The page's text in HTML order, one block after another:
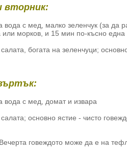
вторник:
вода с мед, малко зеленчук (за да
или морков, и 15 мин по-късно
богата на зеленчуци;
вода с мед, домат и извара
основно ястие - чисто
говеждото може да е на